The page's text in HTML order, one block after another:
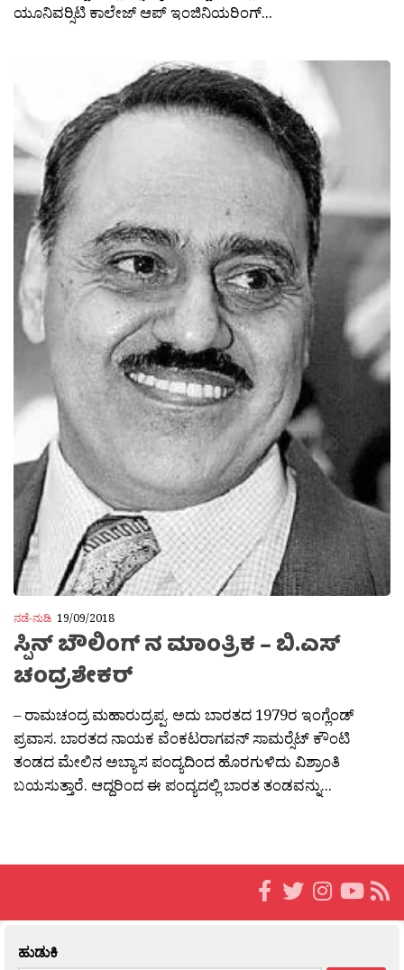
ಯೂನಿವರ‍್ಸಿಟಿ ಕಾಲೇಜ್ ಆಪ್ ಇಂಜಿನಿಯರಿಂಗ್...
ನಡೆ-ನುಡಿ 19/09/2018
ಸ್ಪಿನ್ ಬೌಲಿಂಗ್ ನ ಮಾಂತ್ರಿಕ – ಬಿ.ಎಸ್
ಚಂದ್ರಶೇಕರ್
– ರಾಮಚಂದ್ರ ಮಹಾರುದ್ರಪ್ಪ. ಅದು ಬಾರತದ 1979ರ ಇಂಗ್ಲೆಂಡ್
ಪ್ರವಾಸ. ಬಾರತದ ನಾಯಕ ವೆಂಕಟರಾಗವನ್ ಸಾಮರ‍್ಸೆಟ್ ಕೌಂಟಿ
ತಂಡದ ಮೇಲಿನ ಅಬ್ಯಾಸ ಪಂದ್ಯದಿಂದ ಹೊರಗುಳಿದು ವಿಶ್ರಾಂತಿ
ಬಯಸುತ್ತಾರೆ. ಆದ್ದರಿಂದ ಈ ಪಂದ್ಯದಲ್ಲಿ ಬಾರತ ತಂಡವನ್ನು...
ಹುಡುಕಿ